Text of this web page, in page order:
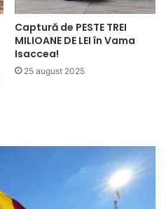
Captură de PESTE TREI
MILIOANE DE LEI în Vama
Isaccea!
25 august 2025